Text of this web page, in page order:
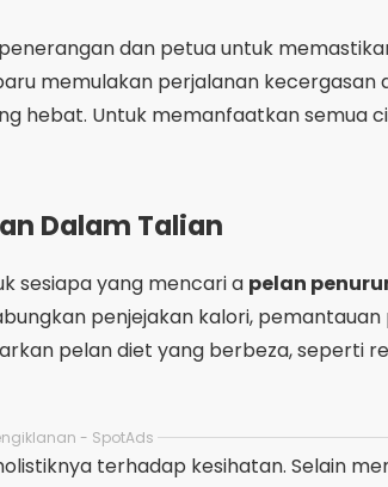
pelan diet yang berbeza, seperti
terhadap kesihatan. Selain
badan Bagi mereka yang ingin
aktiviti luar seperti berlari dan
anda dengan komuniti